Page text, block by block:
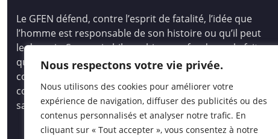
Nous respectons votre vie privée.
Nous utilisons des cookies pour améliorer votre
expérience de navigation, diffuser des publicités ou des
contenus personnalisés et analyser notre trafic. En
cliquant sur « Tout accepter », vous consentez à notre
Le GFEN défend, contre l’esprit de fatalité, l’idée que
l’homme est responsable de son histoire ou qu’il peut
le devenir. Son pari philosophique se fonde sur le fait
que tous les hommes, les enfants des hommes,
comme les peuples, ont des capacités immenses pour
comprendre et créer, pour auto-socio-construire un
savoir vivant et opératoire.